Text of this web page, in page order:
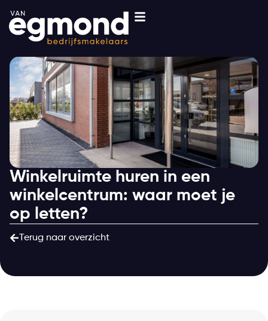
Winkelruimte huren in een
winkelcentrum: waar moet je
op letten?
Terug naar overzicht